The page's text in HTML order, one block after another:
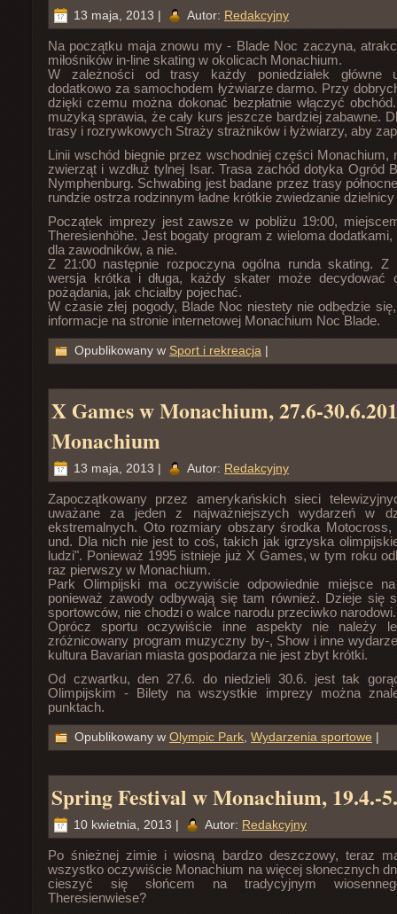
13 maja, 2013 | Autor: Redakcyjny
Na początku maja znowu my - Blade Noc zaczyna,
miłośników in-line skating w okolicach Monachium.
W zależności od trasy każdy poniedziałek główne
dodatkowo za samochodem łyżwiarze darmo. Przy
dzięki czemu można dokonać bezpłatnie włączyć
muzyką sprawia, że ​​cały kurs jeszcze bardziej zabawne.
trasy i rozrywkowych Straży strażników i łyżwiarzy, aby
Linii wschód biegnie przez wschodniej części Monachium,
zwierząt i wzdłuż tylnej Isar. Trasa zachód dotyka Ogród
Nymphenburg. Schwabing jest badane przez trasy
rundzie ostrza rodzinnym ładne krótkie zwiedzanie
Początek imprezy jest zawsze w pobliżu 19:00,
Theresienhöhe. Jest bogaty program z wieloma
dla zawodników, a nie.
Z 21:00 następnie rozpoczyna ogólna runda skating.
wersja krótka i długa, każdy skater może decydować
pożądania, jak chciałby pojechać.
W czasie złej pogody, Blade Noc niestety nie odbędzie
informacje na stronie internetowej Monachium Noc Blade.
Opublikowany w Sport i rekreacja |
X Games w Monachium, 27.6-
Monachium
13 maja, 2013 | Autor: Redakcyjny
Zapoczątkowany przez amerykańskich sieci
uważane za jeden z najważniejszych wydarzeń w
ekstremalnych. Oto rozmiary obszary środka Motocross,
und. Dla nich nie jest to coś, takich jak igrzyska
ludzi". Ponieważ 1995 istnieje już X Games, w tym roku
raz pierwszy w Monachium.
Park Olimpijski ma oczywiście odpowiednie miejsce
ponieważ zawody odbywają się tam również. Dzieje się
sportowców, nie chodzi o walce narodu przeciwko narodowi.
Oprócz sportu oczywiście inne aspekty nie należy
zróżnicowany program muzyczny by-, Show i inne
kultura Bavarian miasta gospodarza nie jest zbyt krótki.
Od czwartku,den 27.6. do niedzieli 30.6. jest tak
Olimpijskim - Bilety na wszystkie imprezy można
punktach.
Opublikowany w Olympic Park Wydarzenia sportowe |
Spring Festival w Monachium, 19.4.-
10 kwietnia, 2013 | Autor: Redakcyjny
Po śnieżnej zimie i wiosną bardzo deszczowy, teraz
wszystko oczywiście Monachium na więcej słonecznych
cieszyć się słońcem na tradycyjnym
Theresienwiese?